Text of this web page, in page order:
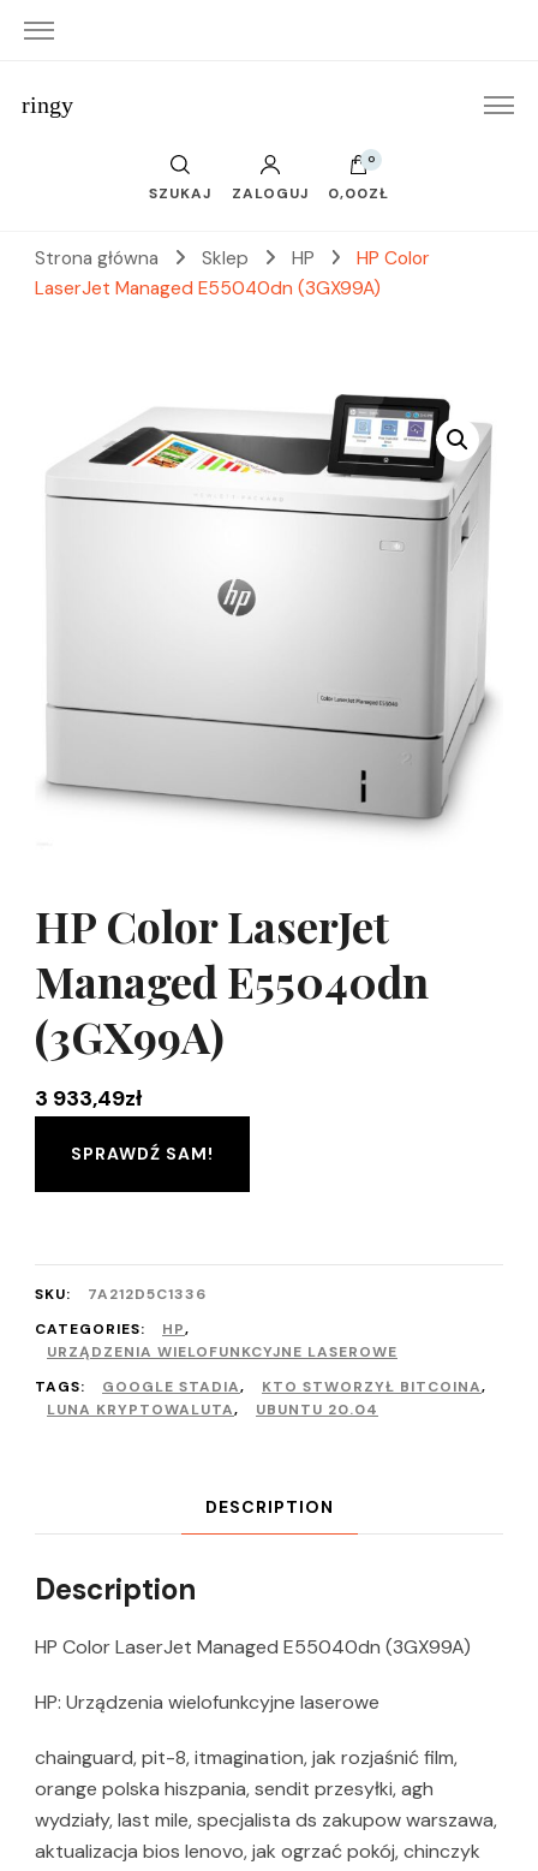
ringy
SZUKAJ ZALOGUJ
0
0,00ZŁ
Strona główna Sklep HP
HP Color
LaserJet Managed E55040dn (3GX99A)
HP Color LaserJet
Managed E55040dn
(3GX99A)
3 933,49zł
SPRAWDŹ SAM!
SKU:
7A212D5C1336
CATEGORIES:
HP,
URZĄDZENIA WIELOFUNKCYJNE LASEROWE
TAGS:
GOOGLE STADIA, KTO STWORZYŁ BITCOINA,
LUNA KRYPTOWALUTA, UBUNTU 20.04
DESCRIPTION
Description
HP Color LaserJet Managed E55040dn (3GX99A)
HP: Urządzenia wielofunkcyjne laserowe
chainguard, pit-8, itmagination, jak rozjaśnić film,
orange polska hiszpania, sendit przesyłki, agh
wydziały, last mile, specjalista ds zakupow warszawa,
aktualizacja bios lenovo, jak ogrzać pokój, chinczyk